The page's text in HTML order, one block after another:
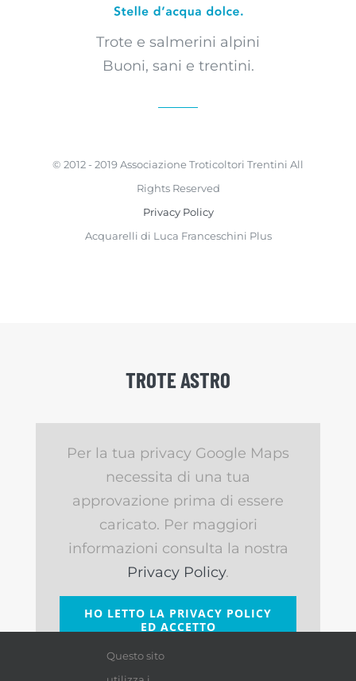
Trote e salmerini alpini
Buoni, sani e trentini.
© 2012 - 2019 Associazione Troticoltori Trentini All
Rights Reserved
Privacy Policy
Acquarelli di Luca Franceschini Plus
TROTE ASTRO
Per la tua privacy Google Maps
necessita di una tua
approvazione prima di essere
caricato. Per maggiori
informazioni consulta la nostra
Privacy Policy.
HO LETTO LA PRIVACY POLICY
ED ACCETTO
Questo sito